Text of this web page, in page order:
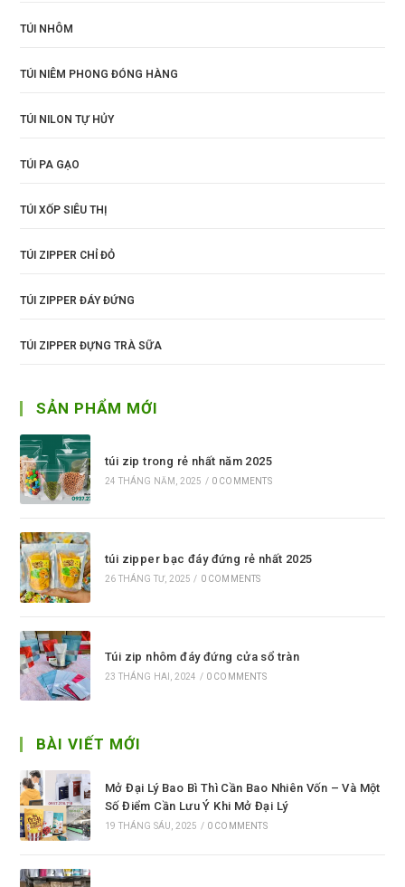
TÚI NHÔM
TÚI NIÊM PHONG ĐÓNG HÀNG
TÚI NILON TỰ HỦY
TÚI PA GẠO
TÚI XỐP SIÊU THỊ
TÚI ZIPPER CHỈ ĐỎ
TÚI ZIPPER ĐÁY ĐỨNG
TÚI ZIPPER ĐỰNG TRÀ SỮA
SẢN PHẨM MỚI
túi zip trong rẻ nhất năm 2025
24 THÁNG NĂM, 2025 / 0 COMMENTS
túi zipper bạc đáy đứng rẻ nhất 2025
26 THÁNG TƯ, 2025 / 0 COMMENTS
Túi zip nhôm đáy đứng cửa sổ tràn
23 THÁNG HAI, 2024 / 0 COMMENTS
BÀI VIẾT MỚI
Mở Đại Lý Bao Bì Thì Cần Bao Nhiên Vốn – Và Một
Số Điểm Cần Lưu Ý Khi Mở Đại Lý
19 THÁNG SÁU, 2025 / 0 COMMENTS